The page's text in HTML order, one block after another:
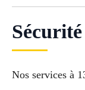
Nos services à